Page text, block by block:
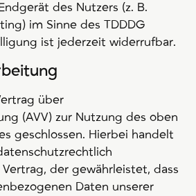
des Nutzers (z. B.
im Sinne des TDDDG
ist jederzeit widerrufbar.
über
(AVV) zur Nutzung des oben
geschlossen. Hierbei handelt
der gewährleistet, dass
Daten unserer